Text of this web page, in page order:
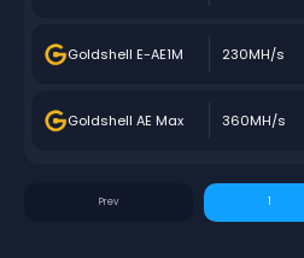
Goldshell E-AE1M 230MH/s
Goldshell AE Max 360MH/s
1